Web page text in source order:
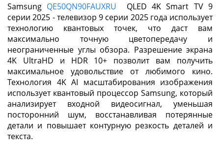
Samsung QE50QN90FAUXRU QLED 4K Smart TV 9
серии 2025 - телевизор 9 серии 2025 года использует
технологию квантовых точек, что даст вам
максимально точную цветопередачу и
неограниченные углы обзора. Разрешение экрана
4K UltraHD и HDR 10+ позволит вам получить
максимальное удовольствие от любимого кино.
Технология 4K AI масштабирования изображения
использует квантовый процессор Samsung, который
анализирует входной видеосигнал, уменьшая
посторонний шум, восстанавливая потерянные
детали и повышает контурную резкость деталей и
текста.